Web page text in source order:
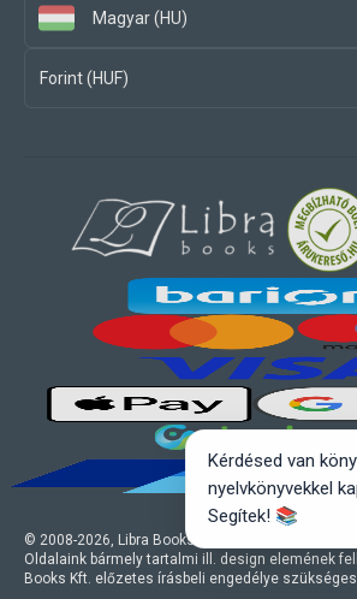
Magyar (HU)
Forint (HUF)
© 2008-2026, Libra Books Kft. Minden jog
Oldalaink bármely tartalmi ill. design elemének
Books Kft. előzetes írásbeli engedélye
Kérdésed van
nyelvkönyvekkel
Segítek! 📚